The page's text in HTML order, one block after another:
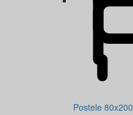
Postele 80x200